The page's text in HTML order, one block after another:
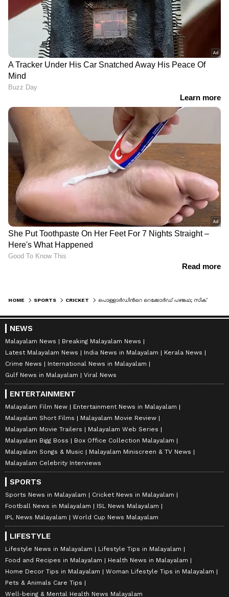
HOME SPORTS CRICKET പൊള്ളാർഡിന്‍റെ റെക്കോർഡ് പഴങ്കഥ; സിക്സറുകളില്‍ 'സെഞ്ചുറി' അടിച്ച് ലോക റെക്കോര്‍ഡിട്ട് വൈഭവ്
NEWS
Malayalam News
Breaking Malayalam News
Latest Malayalam News
India News in Malayalam
Kerala News
Crime News
International News in Malayalam
Gulf News in Malayalam
Viral News
ENTERTAINMENT
Malayalam Film New
Entertainment News in Malayalam
Malayalam Short Films
Malayalam Movie Review
Malayalam Movie Trailers
Malayalam Web Series
Malayalam Bigg Boss
Box Office Collection Malayalam
Malayalam Songs & Music
Malayalam Miniscreen & TV News
Malayalam Celebrity Interviews
SPORTS
Sports News in Malayalam
Cricket News in Malayalam
Football News in Malayalam
ISL News Malayalam
IPL News Malayalam
World Cup News Malayalam
LIFESTYLE
Lifestyle News in Malayalam
Lifestyle Tips in Malayalam
Food and Recipes in Malayalam
Health News in Malayalam
Home Decor Tips in Malayalam
Woman Lifestyle Tips in Malayalam
Pets & Animals Care Tips
Well-being & Mental Health News Malayalam